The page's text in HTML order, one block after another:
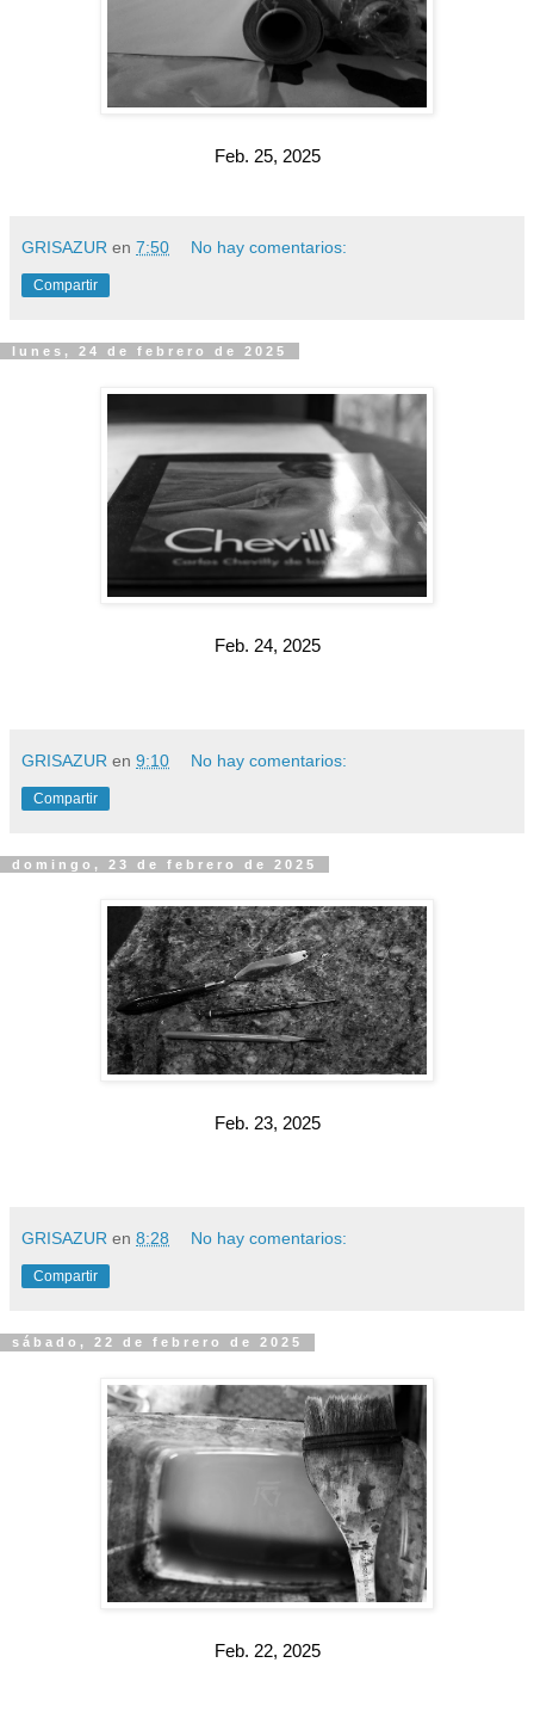
Feb. 25, 2025
GRISAZUR en 7:50 No hay comentarios:
Compartir
lunes, 24 de febrero de 2025
Feb. 24, 2025
GRISAZUR en 9:10 No hay comentarios:
Compartir
domingo, 23 de febrero de 2025
Feb. 23, 2025
GRISAZUR en 8:28 No hay comentarios:
Compartir
sábado, 22 de febrero de 2025
Feb. 22, 2025